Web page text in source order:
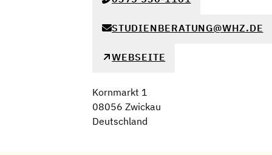
STUDIENBERATUNG@WHZ.DE
WEBSEITE
Kornmarkt 1
08056 Zwickau
Deutschland